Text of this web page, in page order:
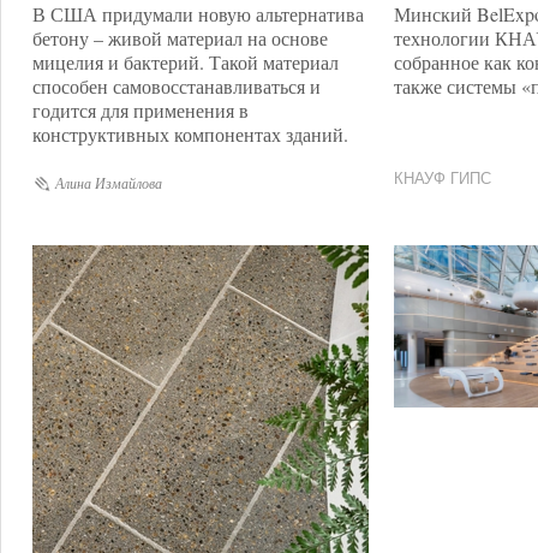
В США придумали новую альтернатива
бетону – живой материал на основе
мицелия и бактерий. Такой материал
способен самовосстанавливаться и
годится для применения в
конструктивных компонентах зданий.
Алина Измайлова
Минский
технологии
собранное как
также системы
КНАУФ ГИПС